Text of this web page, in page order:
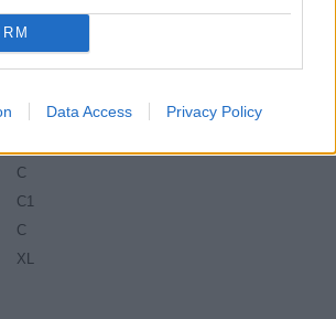
Data Access Privacy Policy
2
C
C
C1
C
XL